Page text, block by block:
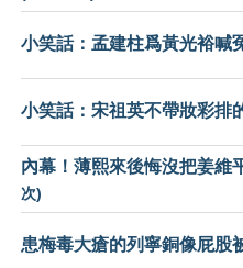
小笑話：孟建柱爲黃光裕喊
小笑話：宋祖英不帶妝彩排
內幕！薄熙來後悔沒把姜維
次)
患梅毒大瘡的列寧銅像屁股